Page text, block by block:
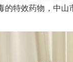
的特效药物，中